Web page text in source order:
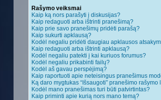
Rašymo veiksmai
Kaip ką nors parašyti į diskusijas?
Kaip redaguoti arba ištrinti pranešimą?
Kaip prie savo pranešimų pridėti parašą?
Kaip sukurti apklausą?
Kodėl negaliu pridėti daugiau apklausos
Kaip redaguoti arba ištrinti apklausą?
Kodėl negaliu patekti į kai kuriuos forumus?
Kodėl negaliu prikabinti failų?
Kodėl aš gavau perspėjimą?
Kaip raportuoti apie neteisingus pranešimus
Ką daro mygtukas “Išsaugoti” pranešimo rašymo
Kodėl mano pranešimas turi būti patvirtintas?
Kaip priminti apie kurią nors mano temą?